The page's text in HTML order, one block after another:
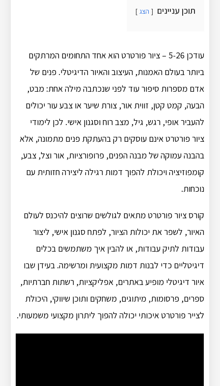
תוכן עניינים הצג
עודכן 5-26 – ציור פורטרט הוא אחד התחומים המרתקים
ביותר בעולם האמנות, העיצוב והאיור הדיגיטלי. פנים של
אדם מספרות סיפור עוד לפני שנכתבה מילה אחת: מבט,
הבעה, קמט קטן, זווית אור, צורת שיער או צבע עור יכולים
להעביר אופי, רגש, גיל, מצב רוח וסגנון אישי. לכן לימודי
ציור פורטרט אינם עוסקים רק בהעתקת פנים מתמונה, אלא
בהבנה עמוקה של מבנה הפנים, פרופורציות, אור וצל, צבע,
קומפוזיציה ויכולת להפוך דמות רגילה ליצירה חזותית עם
נוכחות.
קורס ציור פורטרט מתאים לגולשים שרוצים להיכנס לעולם
האיור, לשפר את יכולות הציור, לפתח סגנון אישי, ליצור
עבודות לתיק עבודות, או להבין איך משתמשים בכלים
דיגיטליים כדי לבנות דמות מקצועית ומרשימה. בעידן שבו
איור דיגיטלי מופיע באתרים, אפליקציות, רשתות חברתיות,
ספרים, פרסומות, מיתוגים, משחקים ותוכן שיווקי, היכולת
לצייר פורטרט איכותי יכולה להפוך ליתרון מקצועי משמעותי.